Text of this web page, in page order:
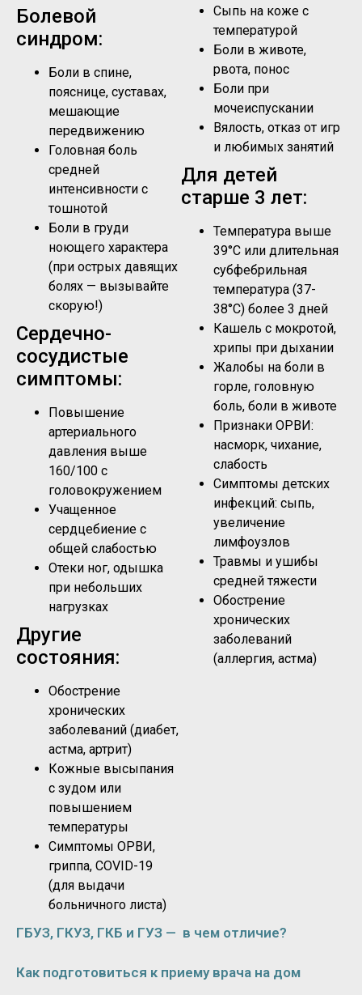
Болевой
синдром:
Боли в спине,
пояснице, суставах,
мешающие
передвижению
Головная боль
средней
интенсивности с
тошнотой
Боли в груди
ноющего характера
(при острых давящих
болях — вызывайте
скорую!)
Сердечно-
сосудистые
симптомы:
Повышение
артериального
давления выше
160/100 с
головокружением
Учащенное
сердцебиение с
общей слабостью
Отеки ног, одышка
при небольших
нагрузках
Другие
состояния:
Обострение
хронических
заболеваний (диабет,
астма, артрит)
Кожные высыпания
с зудом или
повышением
температуры
Симптомы ОРВИ,
гриппа, COVID-19
(для выдачи
больничного листа)
Сыпь на коже с
температурой
Боли в животе,
рвота, понос
Боли при
мочеиспускании
Вялость, отказ от игр
и любимых занятий
Для детей
старше 3 лет:
Температура выше
39°C или длительная
субфебрильная
температура (37-
38°C) более 3 дней
Кашель с мокротой,
хрипы при дыхании
Жалобы на боли в
горле, головную
боль, боли в животе
Признаки ОРВИ:
насморк, чихание,
слабость
Симптомы детских
инфекций: сыпь,
увеличение
лимфоузлов
Травмы и ушибы
средней тяжести
Обострение
хронических
заболеваний
(аллергия, астма)
ГБУЗ, ГКУЗ, ГКБ и ГУЗ — в чем отличие?
Как подготовиться к приему врача на дом